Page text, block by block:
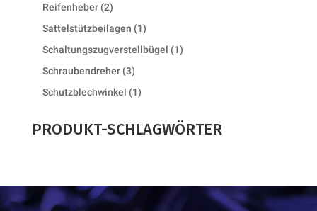
Reifenheber 22
products
Sattelstützbeilagen 11
product
Schaltungszugverstellbügel 11
Schraubendreher 33
products
Schutzblechwinkel 11
PRODUKT-SCHLAGWÖRTER